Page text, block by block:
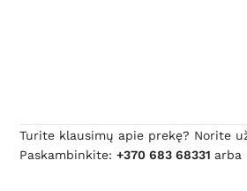
Turite klausimų apie prekę? Norite
Paskambinkite:+370 683 68331 arba